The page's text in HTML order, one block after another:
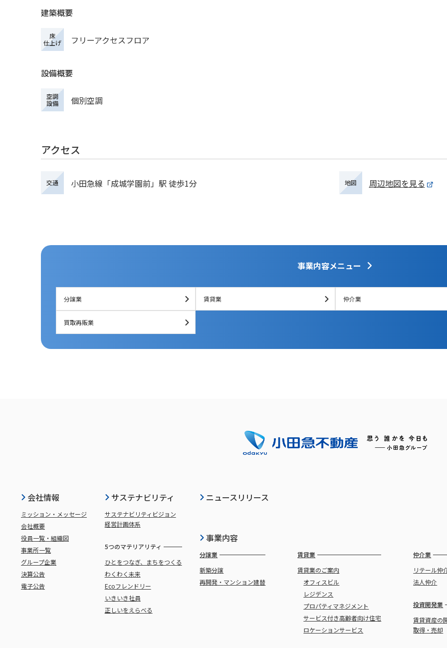
建築概要
床
仕上げ
フリーアクセスフロア
設備概要
空調
設備
個別空調
アクセス
交通 小田急線「成城学園前」駅 徒歩1分 地図 周辺地図を見る
事業内容メニュー
分譲業 賃貸業 仲介業
買取再販業
会社情報
ミッション・メッセージ
会社概要
役員一覧・組織図
事業所一覧
グループ企業
決算公告
電子公告
サステナビリティ
サステナビリティビジョン
経営計画体系
5つのマテリアリティ
ひとをつなぎ、まちをつくる
わくわく未来
Ecoフレンドリー
いきいき社員
正しいをえらべる
ニュースリリース
事業内容
分譲業
新築分譲
再開発・ マンション建替
賃貸業
賃貸業のご案内
オフィスビル
レジデンス
プロパティマネジメント
サービス付き高齢者向け住宅
ロケーションサービス
仲介業
リテール仲
法人仲介
投資開発業
賃貸資産の
取得・売却